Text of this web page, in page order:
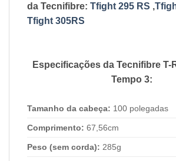
da Tecnifibre: Tfight 295 RS ,
Tfight 305RS
Especificações da Tecnifibre T-
Tempo 3:
Tamanho da cabeça: 100 polegadas
Comprimento: 67,56cm
Peso (sem corda): 285g